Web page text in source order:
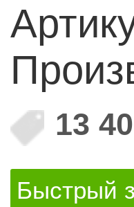
13
Быстрый